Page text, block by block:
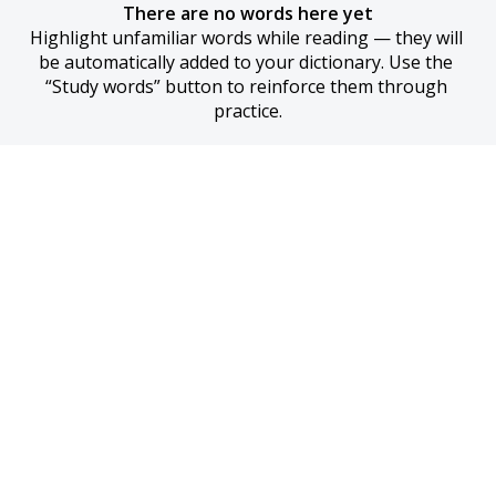
There are no words here yet
Highlight unfamiliar words while reading — they will
be automatically added to your dictionary. Use the
“Study words” button to reinforce them through
practice.